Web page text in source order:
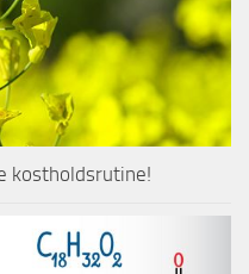
kostholdsrutine!